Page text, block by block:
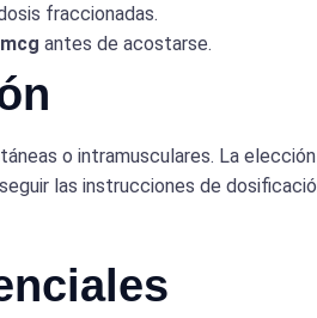
fraccionadas.
antes de acostarse.
o intramusculares. La
las instrucciones de